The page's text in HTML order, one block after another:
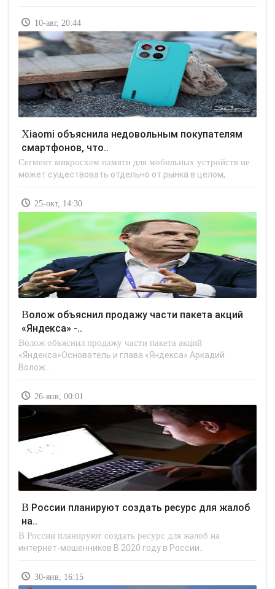
10-авг, 20:44
Xiaomi объяснила недовольным покупателям
смартфонов, что..
Сегмент микросхем памяти для мобильных устройств не
может существовать отдельно от рынка в целом,..
25-окт, 14:30
Волож объяснил продажу части пакета акций
«Яндекса» -..
Волож объяснил продажу части пакета акций
«Яндекса»Основатель и глава «Яндекса» Аркадий
Волож..
26-янв, 00:01
В России планируют создать ресурс для жалоб
на..
В России планируют создать ресурс для жалоб на
интернет-мошенников В 2020 году в России..
30-янв, 16:15